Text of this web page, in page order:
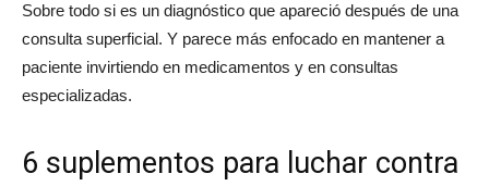
Sobre todo si es un diagnóstico que apareció después de una
consulta superficial. Y parece más enfocado en mantener a
paciente invirtiendo en medicamentos y en consultas
especializadas.
6 suplementos para luchar contra